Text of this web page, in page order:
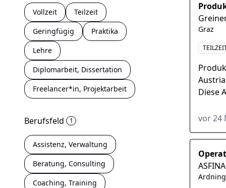
Vollzeit
Teilzeit
Geringfügig
Praktika
Lehre
Diplomarbeit, Dissertation
Freelancer*in, Projektarbeit
Berufsfeld 1
Assistenz, Verwaltung
Beratung, Consulting
Coaching, Training
Graz
Diese
vor 24
Ardning